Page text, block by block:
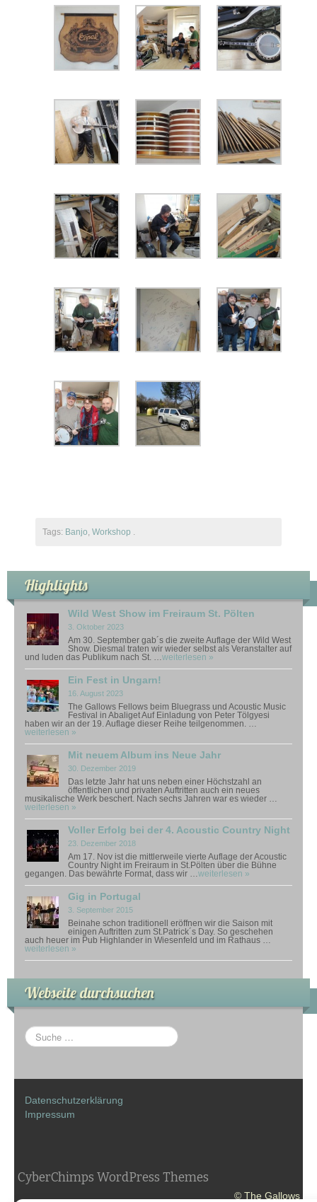
Tags: Banjo, Workshop .
Highlights
Wild West Show im Freiraum St. Pölten
3. Oktober 2023
Am 30. September gab´s die zweite Auflage der Wild West
Show. Diesmal traten wir wieder selbst als Veranstalter auf
und luden das Publikum nach St. …weiterlesen »
Ein Fest in Ungarn!
16. August 2023
The Gallows Fellows beim Bluegrass und Acoustic Music
Festival in Abaliget Auf Einladung von Peter Tölgyesi
haben wir an der 19. Auflage dieser Reihe teilgenommen. …
weiterlesen »
Mit neuem Album ins Neue Jahr
30. Dezember 2019
Das letzte Jahr hat uns neben einer Höchstzahl an
öffentlichen und privaten Auftritten auch ein neues
musikalische Werk beschert. Nach sechs Jahren war es wieder …
weiterlesen »
Voller Erfolg bei der 4. Acoustic Country Night
23. Dezember 2018
Am 17. Nov ist die mittlerweile vierte Auflage der Acoustic
Country Night im Freiraum in St.Pölten über die Bühne
gegangen. Das bewährte Format, dass wir …weiterlesen »
Gig in Portugal
3. September 2015
Beinahe schon traditionell eröffnen wir die Saison mit
einigen Auftritten zum St.Patrick´s Day. So geschehen
auch heuer im Pub Highlander in Wiesenfeld und im Rathaus …
weiterlesen »
Webseite durchsuchen
Datenschutzerklärung
Impressum
CyberChimps WordPress Themes
© The Gallows